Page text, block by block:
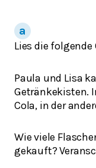
Lies die folgende
Paula und Lisa
Getränkekisten.
Cola, in der
Wie viele
gekauft?